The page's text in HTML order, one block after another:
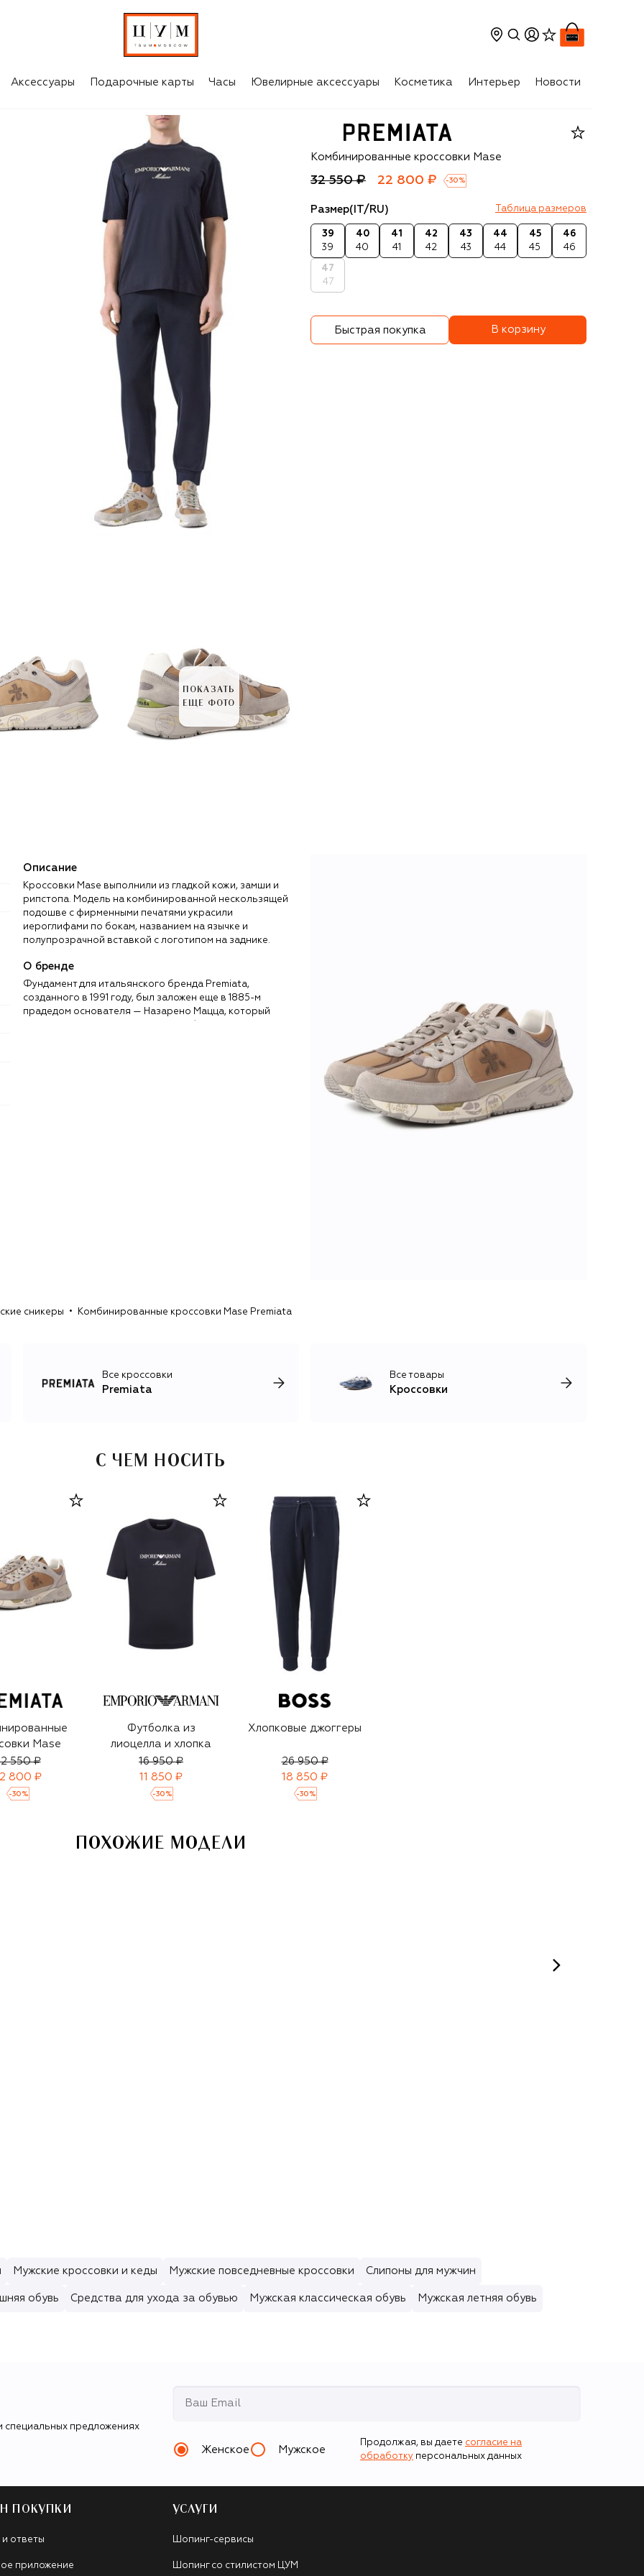
Аксессуары Подарочные карты Часы Ювелирные аксессуары Косметика Интерьер Новости
ПОКАЗАТЬ
ЕЩЕ ФОТО
Premiata
Комбинированные кроссовки Mase
32 550 ₽ 22 800 ₽ -30 %
Размер(IT/RU) Таблица размеров
39
39
40
40
41
41
42
42
43
43
44
44
45
45
46
46
47
47
Быстрая покупка В корзину
Описание
Кроссовки Mase выполнили из гладкой кожи, замши и
рипстопа. Модель на комбинированной нескользящей
подошве с фирменными печатями украсили
иероглифами по бокам, названием на язычке и
полупрозрачной вставкой с логотипом на заднике.
О бренде
Фундамент для итальянского бренда Premiata,
созданного в 1991 году, был заложен еще в 1885-м
прадедом основателя — Назарено Мацца, который
сникеры Комбинированные кроссовки Mase Premiata
Все кроссовки
Premiata
Все товары
Кроссовки
С ЧЕМ НОСИТЬ
Mase
550 ₽
800 ₽
-30 %
Футболка из
лиоцелла и хлопка
16 950 ₽
11 850 ₽
-30 %
Хлопковые джоггеры
26 950 ₽
18 850 ₽
-30 %
ПОХОЖИЕ МОДЕЛИ
Мужские кроссовки и кеды Мужские повседневные кроссовки Слипоны для мужчин
обувь Средства для ухода за обувью Мужская классическая обувь Мужская летняя обувь
специальных предложениях
Женское Мужское
Продолжая, вы даете согласие на
обработку персональных данных
ПОКУПКИ
ответы
приложение
УСЛУГИ
Шопинг-сервисы
Шопинг со стилистом ЦУМ